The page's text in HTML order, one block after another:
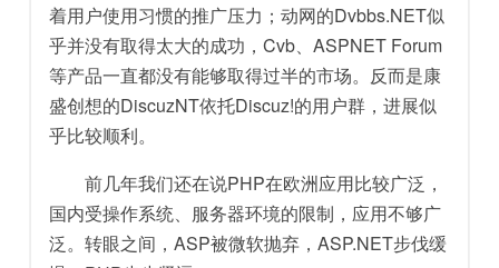
着用户使用习惯的推广压力；动网的Dvbbs.NET似
乎并没有取得太大的成功，Cvb、ASPNET Forum
等产品一直都没有能够取得过半的市场。反而是康
盛创想的DiscuzNT依托Discuz!的用户群，进展似
乎比较顺利。
前几年我们还在说PHP在欧洲应用比较广泛，
国内受操作系统、服务器环境的限制，应用不够广
泛。转眼之间，ASP被微软抛弃，ASP.NET步伐缓